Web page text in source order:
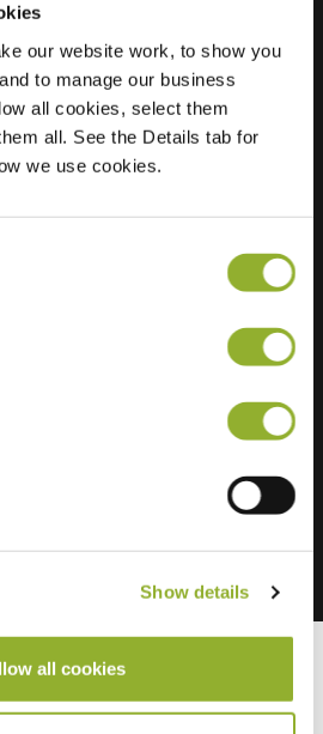
our website work, to show you
to manage our business
all cookies, select them
all. See the Details tab for
we use cookies.
Show details
all cookies
07907 Schleiz
Alemania
3 of 6 available